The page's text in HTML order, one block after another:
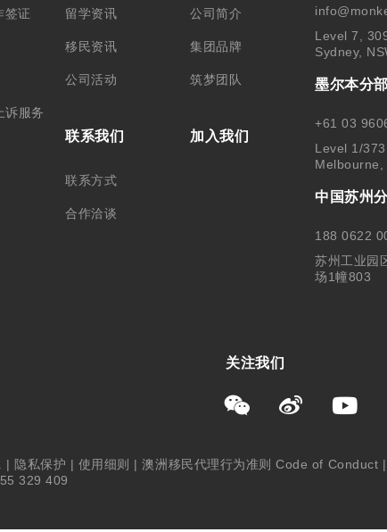
签证
诉服务
留学资讯
移民资讯
公司活动
联系我们
联系方式
合作洽谈
公司简介
集团品牌
筑梦团队
加入我们
Level 7,
Sydney,
墨尔本分部
+61 03
Level 1/
Melbourne,
中国苏州
188 0622
苏州工业园
场1幢803
关注我们
| 隐私保护 | 使用细则 |澳洲移民代理行为准则 Code of Conduct |
329 409